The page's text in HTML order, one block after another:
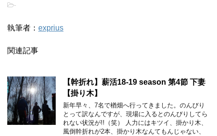
-
執筆者： exprius
関連記事
【幹折れ】薪活18-19 season 第4節 下妻
【掛り木】
新年早々、7名で楢畑へ行ってきました。のんびり
とって訳なんですが、現場に入るとのんびりしてら
れない状況が!!（笑） 人力にはキツイ、掛かり木、
風倒幹折れが2本、掛かり木なんてもんじゃない、